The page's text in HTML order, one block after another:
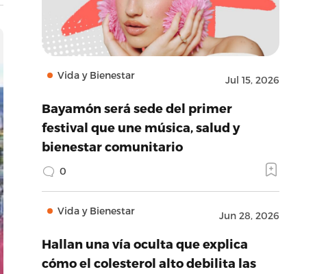
Vida y Bienestar Jul 15, 2026
Bayamón será sede del primer
festival que une música, salud y
bienestar comunitario
0
Vida y Bienestar Jun 28, 2026
Hallan una vía oculta que explica
cómo el colesterol alto debilita las